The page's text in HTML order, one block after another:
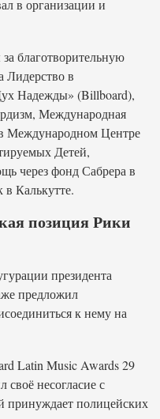
в организации и
благотворительную
Лидерство в
Надежды» (Billboard),
Международная
Международном Центре
Детей,
через фонд Сабрера в
в Калькутте.
позиция Рики
президента
предложил
к нему на
Latin Music Awards 29
своё несогласие с
принуждает полицейских